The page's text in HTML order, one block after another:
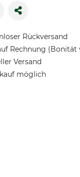
Rückversand
Rechnung (Bonität
Versand
möglich